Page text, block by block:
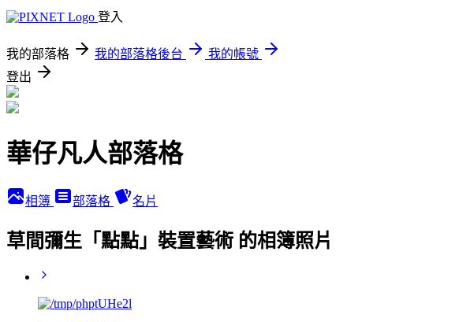
登入
我的部落格 我的部落格後台
我的帳號
登出
華仔凡人部落格
相簿 部落格 名片
草間彌生「點點」裝置藝術 的相簿照片